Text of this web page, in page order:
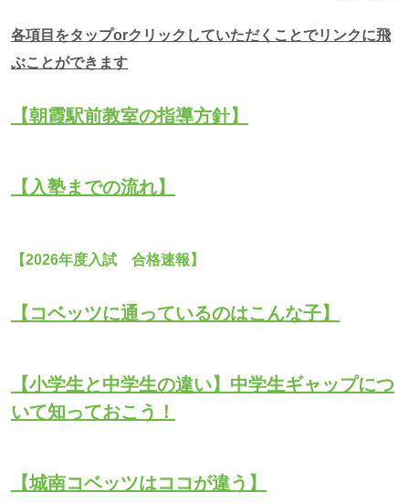
各項目をタップorクリックしていただくことでリンクに飛
ぶことができます
【朝霞駅前教室の指導方針】
【入塾までの流れ】
【2026年度入試 合格速報】
【コベッツに通っているのはこんな子】
【小学生と中学生の違い】中学生ギャップにつ
いて知っておこう！
【城南コベッツはココが違う】